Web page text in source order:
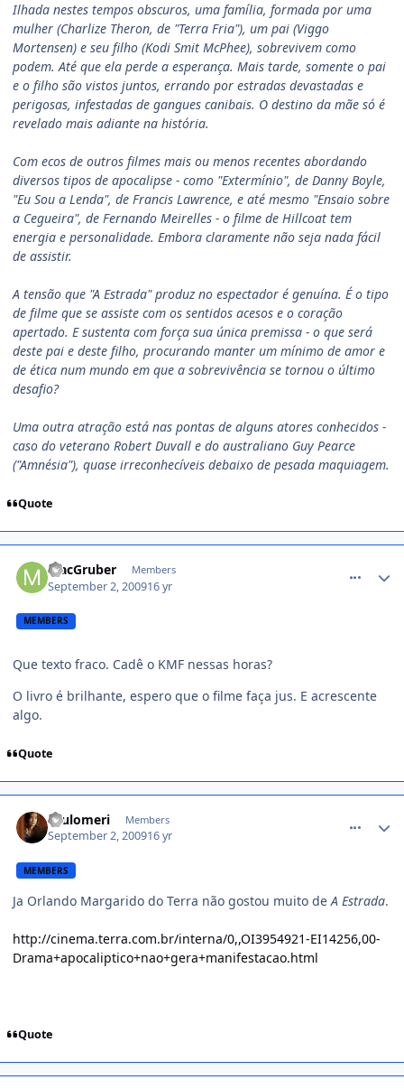
Ilhada nestes tempos obscuros, uma família, formada por uma
mulher (Charlize Theron, de "Terra Fria"), um pai (Viggo
Mortensen) e seu filho (Kodi Smit McPhee), sobrevivem como
podem. Até que ela perde a esperança. Mais tarde, somente o pai
e o filho são vistos juntos, errando por estradas devastadas e
perigosas, infestadas de gangues canibais. O destino da mãe só é
revelado mais adiante na história.
Com ecos de outros filmes mais ou menos recentes abordando
diversos tipos de apocalipse - como "Extermínio", de Danny Boyle,
"Eu Sou a Lenda", de Francis Lawrence, e até mesmo "Ensaio sobre
a Cegueira", de Fernando Meirelles - o filme de Hillcoat tem
energia e personalidade. Embora claramente não seja nada fácil
de assistir.
A tensão que "A Estrada" produz no espectador é genuína. É o tipo
de filme que se assiste com os sentidos acesos e o coração
apertado. E sustenta com força sua única premissa - o que será
deste pai e deste filho, procurando manter um mínimo de amor e
de ética num mundo em que a sobrevivência se tornou o último
desafio?
Uma outra atração está nas pontas de alguns atores conhecidos -
caso do veterano Robert Duvall e do australiano Guy Pearce
("Amnésia"), quase irreconhecíveis debaixo de pesada maquiagem.
Quote
MacGruber Members
September 2, 200916 yr
MEMBERS
Que texto fraco. Cadê o KMF nessas horas?
O livro é brilhante, espero que o filme faça jus. E acrescente
algo.
Quote
saulomeri Members
September 2, 200916 yr
MEMBERS
Ja Orlando Margarido do Terra não gostou muito deA Estrada.
http://cinema.terra.com.br/interna/0,,OI3954921-EI14256,00-
Drama+apocaliptico+nao+gera+manifestacao.html
Quote